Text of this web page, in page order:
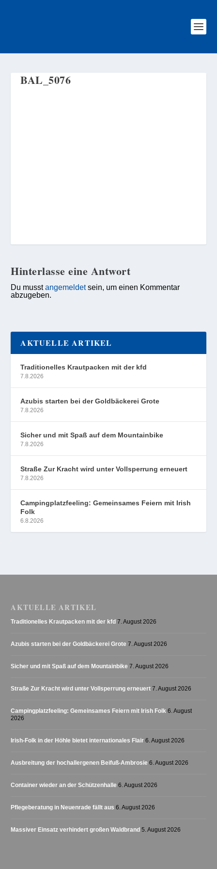
BAL_5076
Hinterlasse eine Antwort
Du musstangemeldetsein, um einen Kommentar
abzugeben.
AKTUELLE ARTIKEL
Traditionelles Krautpacken mit der kfd
7.8.2026
Azubis starten bei der Goldbäckerei Grote
7.8.2026
Sicher und mit Spaß auf dem Mountainbike
7.8.2026
Straße Zur Kracht wird unter Vollsperrung erneuert
7.8.2026
Campingplatzfeeling: Gemeinsames Feiern mit Irish
Folk
6.8.2026
AKTUELLE ARTIKEL
Traditionelles Krautpacken mit der kfd 7. August 2026
Azubis starten bei der Goldbäckerei Grote 7. August 2026
Sicher und mit Spaß auf dem Mountainbike 7. August 2026
Straße Zur Kracht wird unter Vollsperrung erneuert 7. August 2026
Campingplatzfeeling: Gemeinsames Feiern mit Irish Folk 6. August
2026
Irish-Folk in der Höhle bietet internationales Flair 6. August 2026
Ausbreitung der hochallergenen Beifuß-Ambrosie 6. August 2026
Container wieder an der Schützenhalle 6. August 2026
Pflegeberatung in Neuenrade fällt aus 6. August 2026
Massiver Einsatz verhindert großen Waldbrand 5. August 2026